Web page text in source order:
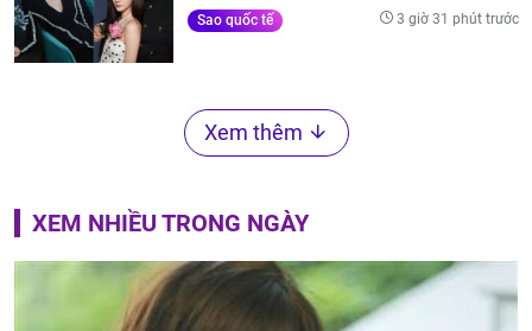
Sao quốc tế 3 giờ 31 phút trước
Xem thêm
XEM NHIỀU TRONG NGÀY